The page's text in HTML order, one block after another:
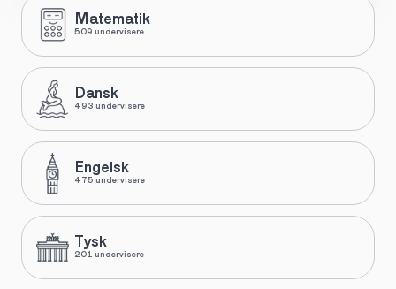
Matematik
509 undervisere
Dansk
493 undervisere
Engelsk
475 undervisere
Tysk
201 undervisere